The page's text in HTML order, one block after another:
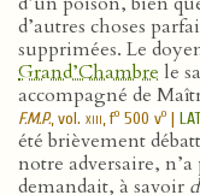
d’autres choses
supprimées. Le
Grand’Chambre le
accompagné de
F.M.P., vol. xiii, fo 500 vo | LAT
été brièvement
notre adversaire,
demandait, à savoir